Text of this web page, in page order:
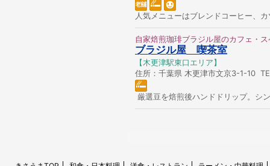
人気メニューはブレンドコーヒー、
自家焙煎珈琲ブラジル屋のカフェ・
ブラジル屋 喫茶室
【木更津駅東口エリア】
住所：千葉県 木更津市文京3-1-10
厳選豆を焙煎後ハンドドリップ。シ